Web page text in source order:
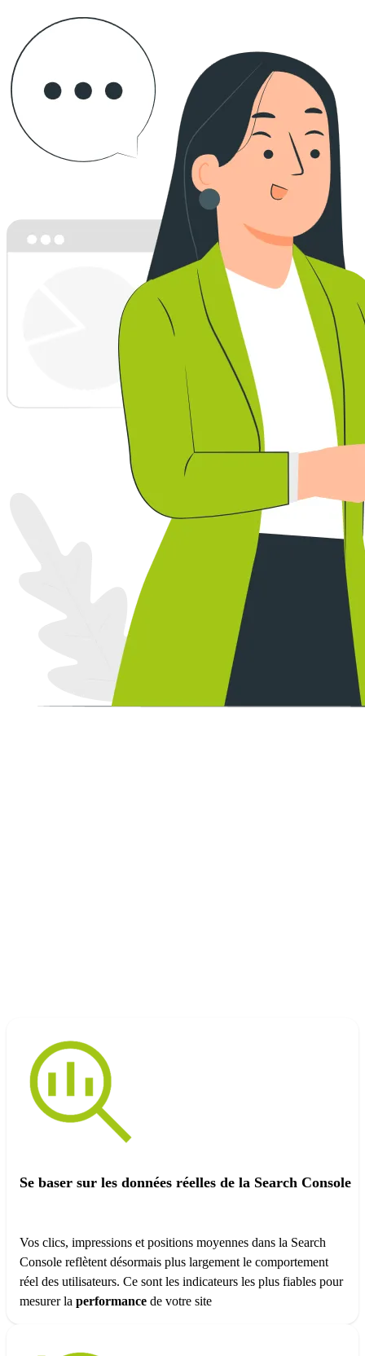
Se baser sur les données réelles de la Search Console
Vos clics, impressions et positions moyennes dans la Search
Console reflètent désormais plus largement le comportement
réel des utilisateurs. Ce sont les indicateurs les plus fiables pour
mesurer la performance de votre site